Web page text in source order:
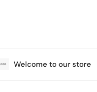
Welcome to our store